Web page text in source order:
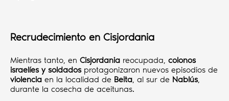
Recrudecimiento en Cisjordania
Mientras tanto, en Cisjordania reocupada, colonos
israelíes y soldadosprotagonizaron nuevos episodios de
violencia en la localidad de Beita , al sur de Nablús,
durante la cosecha de aceitunas.